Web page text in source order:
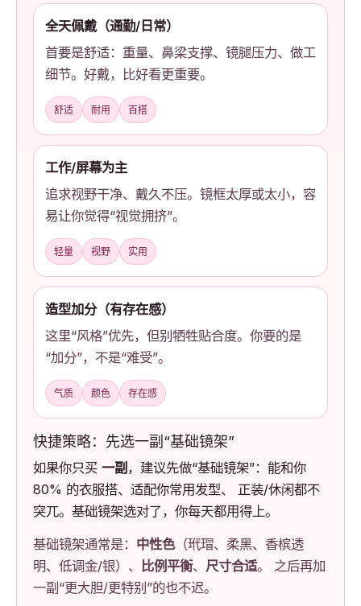
全天佩戴（通勤/日常）
首要是舒适：重量、鼻梁支撑、镜腿压力、做工
细节。好戴，比好看更重要。
舒适 耐用 百搭
工作/屏幕为主
追求视野干净、戴久不压。镜框太厚或太小，容
易让你觉得“视觉拥挤”。
轻量 视野 实用
造型加分（有存在感）
这里“风格”优先，但别牺牲贴合度。你要的是
“加分”，不是“难受”。
气质 颜色 存在感
快捷策略：先选一副“基础镜架”
如果你只买 一副 ，建议先做“基础镜架”：能和你
80% 的衣服搭、适配你常用发型、 正装/休闲都不
突兀。基础镜架选对了，你每天都用得上。
基础镜架通常是： 中性色（玳瑁、柔黑、香槟透
明、低调金/银）、 比例平衡、 尺寸合适。 之后再加
一副“更大胆/更特别”的也不迟。